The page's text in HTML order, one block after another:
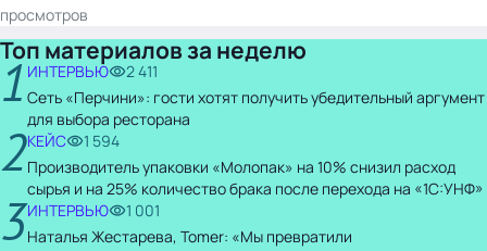
просмотров
Топ материалов за неделю
1 ИНТЕРВЬЮ
2 411
Сеть «Перчини»: гости хотят получить убедительный аргумент
для выбора ресторана
2КЕЙС
1 594
Производитель упаковки «Молопак» на 10% снизил расход
сырья и на 25% количество брака после перехода на «1С:УНФ»
3ИНТЕРВЬЮ
1 001
Наталья Жестарева, Tomer: «Мы превратили